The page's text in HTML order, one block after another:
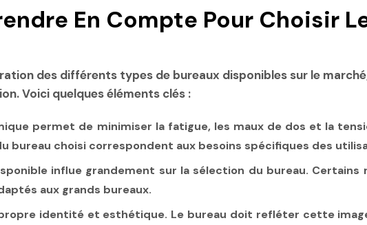
En Compte Pour Choisir
des différents types de bureaux disponibles sur le
Voici quelques éléments clés :
permet de minimiser la fatigue, les maux de dos et la
bureau choisi correspondent aux besoins spécifiques des
influe grandement sur la sélection du bureau.
aux grands bureaux.
identité et esthétique. Le bureau doit refléter cette